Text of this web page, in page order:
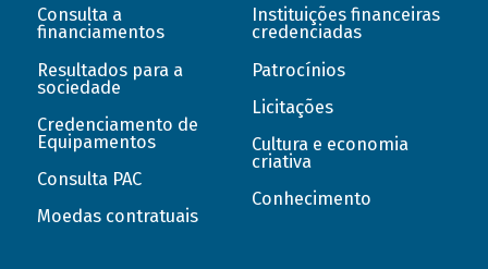
Consulta a
financiamentos
Resultados para a
sociedade
Credenciamento de
Equipamentos
Consulta PAC
Moedas contratuais
Instituições financeiras
credenciadas
Patrocínios
Licitações
Cultura e economia
criativa
Conhecimento